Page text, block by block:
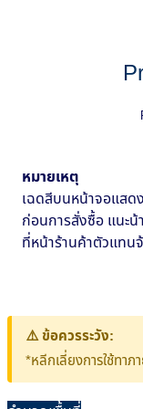
หมายเหตุ
เฉดสีบนหน้าจอแสด
ก่อนการสั่งซื้อ แนะ
ที่หน้าร้านค้าตัวแทน
⚠️ ข้อควรระวัง:
*หลีกเลี่ยงการใช้ทา